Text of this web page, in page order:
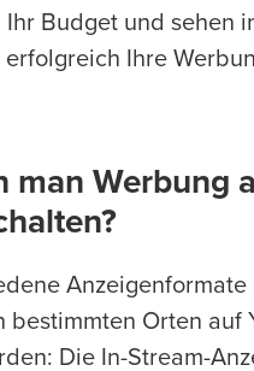
Budget und sehen
Ihre
man Werbung
Anzeigenformate
bestimmten Orten auf
Die In-Stream-